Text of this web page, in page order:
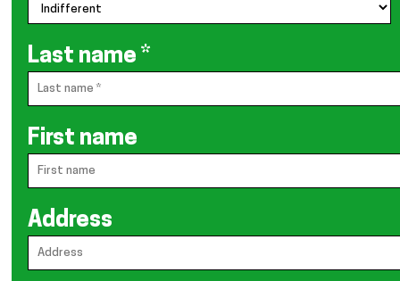
Last name *
First name
Address